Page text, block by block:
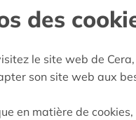
des
le site web de
son site web aux
en matière de